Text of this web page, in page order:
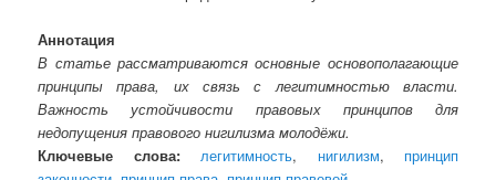
Аннотация
В статье рассматриваются основные основополагающие
принципы права, их связь с легитимностью власти.
Важность устойчивости правовых принципов для
недопущения правового нигилизма молодёжи.
Ключевые слова:
легитимность, нигилизм, принцип